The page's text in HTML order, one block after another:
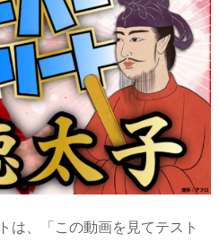
は、「この動画を見てテスト